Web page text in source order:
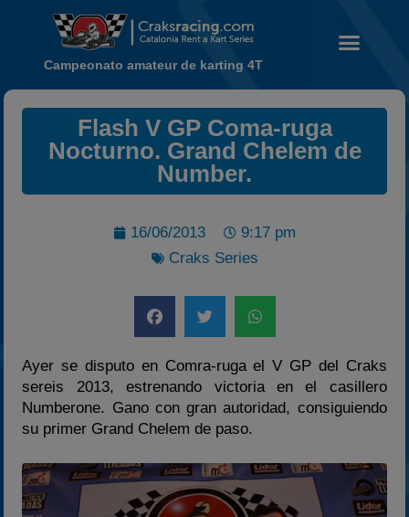
Calendario
Campeonato
2024
Estadísticas
Preguntas Frecuentes
Campeonato amateur de karting 4T
Flash V GP Coma-ruga
Nocturno. Grand Chelem de
Number.
16/06/2013
9:17 pm
Craks Series
Ayer se disputo en Comra-ruga el V GP del Craks
sereis 2013, estrenando victoria en el casillero
Numberone. Gano con gran autoridad, consiguiendo
su primer Grand Chelem de paso.